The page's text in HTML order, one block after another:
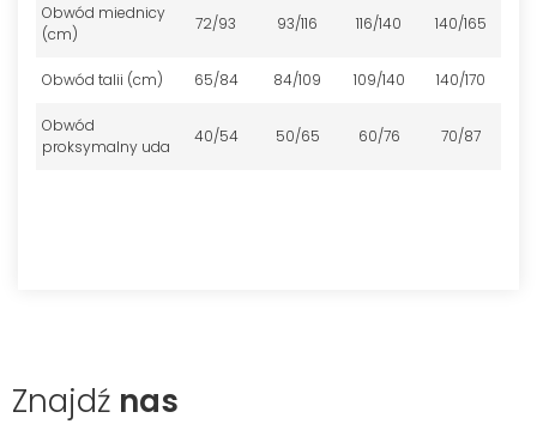
Obwód miednicy
(cm)
72/93 93/116 116/140 140/165
Obwód talii (cm) 65/84 84/109 109/140 140/170
Obwód
proksymalny uda
40/54 50/65 60/76 70/87
Znajdź nas